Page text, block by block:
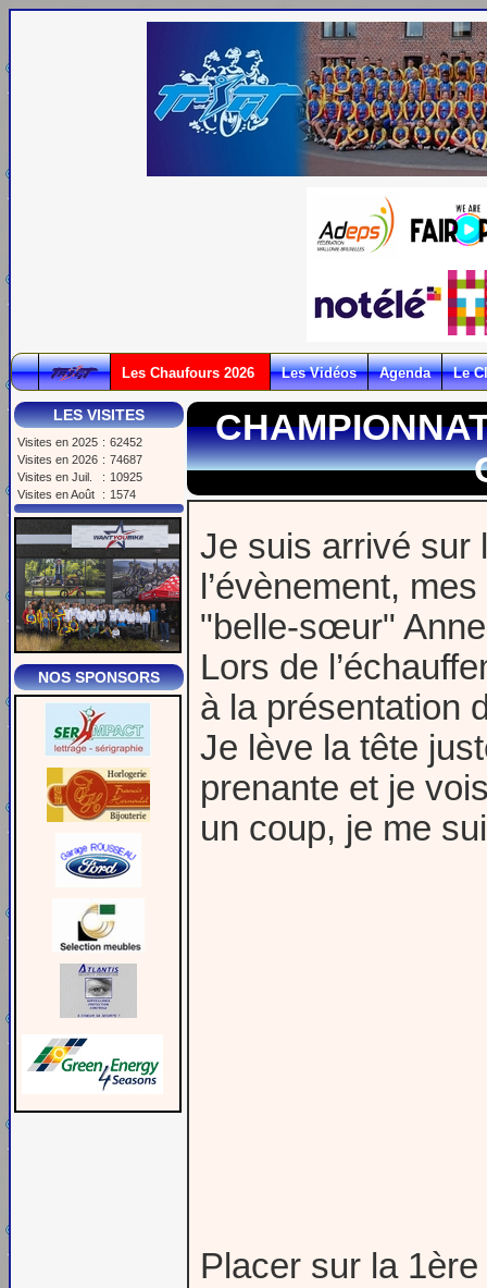
Les Chaufours 2026 Les Vidéos Agenda Le
LES VISITES
Visites en 2025 : 62452
Visites en 2026 : 74687
Visites en Juil.
: 10925
Visites en Août
: 1574
NOS SPONSORS
Je suis arrivé sur
l’évènement,
"belle-sœur"
Lors de
à la présentation
Je lève la tête
prenante et je
un coup, je me
Placer sur la